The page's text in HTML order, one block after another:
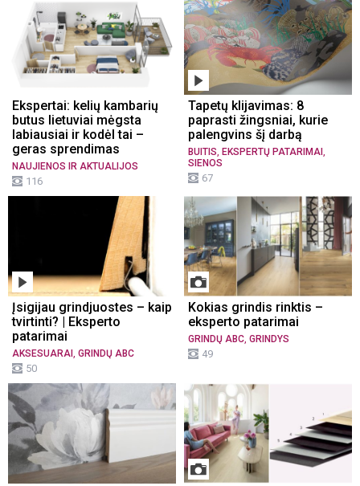
Ekspertai: kelių kambarių
butus lietuviai mėgsta
labiausiai ir kodėl tai –
geras sprendimas
NAUJIENOS IR AKTUALIJOS
116
Tapetų klijavimas: 8
paprasti žingsniai, kurie
palengvins šį darbą
BUITIS EKSPERTŲ PATARIMAI
SIENOS
67
Įsigijau grindjuostes – kaip
tvirtinti? | Eksperto
patarimai
AKSESUARAI GRINDŲ ABC
50
Kokias grindis rinktis –
eksperto patarimai
GRINDŲ ABC GRINDYS
49